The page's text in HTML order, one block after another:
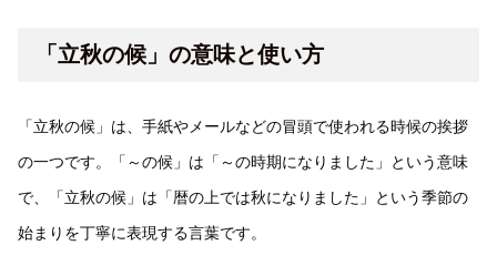
「立秋の候」の意味と使い方
「立秋の候」は、手紙やメールなどの冒頭で使われる時候の挨拶
の一つです。「～の候」は「～の時期になりました」という意味
で、「立秋の候」は「暦の上では秋になりました」という季節の
始まりを丁寧に表現する言葉です。